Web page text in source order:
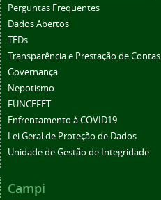
Perguntas Frequentes
Dados Abertos
TEDs
Transparência e Prestação de Contas
Governança
Nepotismo
FUNCEFET
Enfrentamento à COVID19
Lei Geral de Proteção de Dados
Unidade de Gestão de Integridade
Campi